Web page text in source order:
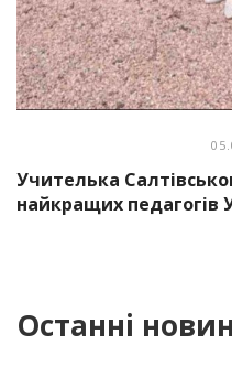
Учителька
найкращих педагогів
Останні